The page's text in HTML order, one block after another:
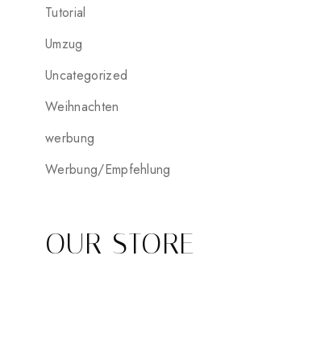
Tutorial
Umzug
Uncategorized
Weihnachten
werbung
Werbung/Empfehlung
OUR STORE